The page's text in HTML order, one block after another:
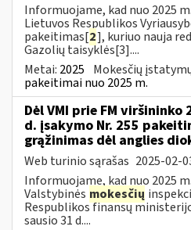
Informuojame, kad nuo 2025
Lietuvos Respublikos
pakeitimas[2], kuriuo nauja
Gazolių taisyklės[3]....
Metai: 2025 Mokesčių
pakeitimai nuo 2025 m.
Dėl VMI prie FM
d. įsakymo Nr. 255
grąžinimas dėl anglies
Web turinio sąrašas 2025-02-
Informuojame, kad nuo 2025
Valstybinės mokesčių
Respublikos finansų
sausio 31 d....